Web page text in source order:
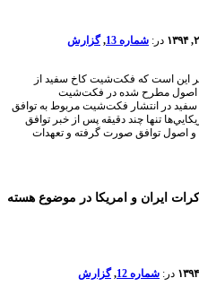
در: شماره 13 ,گزارش
اين است که فکت‌شيت کاخ سفيد از
اصول مطرح شده در فکت‌شيت
سفيد در انتشار فکت‌شيت مربوط به توافق
آن زمان امریکايي‌ها تنها چند دقيقه پس از خبر توافق
منتشر کردند و اصول توافق صورت گرفته و تعهدات
اصلي مذاکرات ايران و امريکا در موضوع هسته
در: شماره 12 ,گزارش